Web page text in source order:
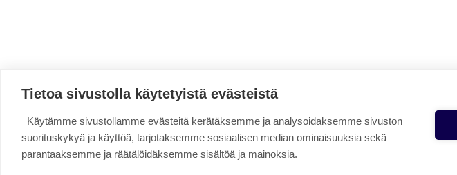
Tietoa sivustolla käytetyistä evästeistä
Käytämme sivustollamme evästeitä kerätäksemme ja analysoidaksemme sivuston
suorituskykyä ja käyttöä, tarjotaksemme sosiaalisen median ominaisuuksia sekä
parantaaksemme ja räätälöidäksemme sisältöä ja mainoksia.